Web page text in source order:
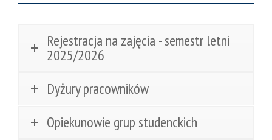
Rejestracja na zajęcia - semestr letni
2025/2026
Dyżury pracowników
Opiekunowie grup studenckich